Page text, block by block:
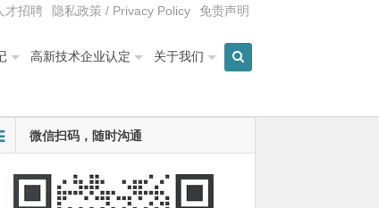
才招聘 隐私政策 / Privacy Policy 免责声明
高新技术企业认定 关于我们
微信扫码，随时沟通